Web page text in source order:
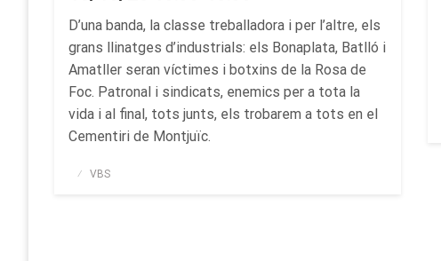
D’una banda, la classe treballadora i per l’altre, els
grans llinatges d’industrials: els Bonaplata, Batlló i
Amatller seran víctimes i botxins de la Rosa de
Foc. Patronal i sindicats, enemics per a tota la
vida i al final, tots junts, els trobarem a tots en el
Cementiri de Montjuïc.
Publicado
VBS